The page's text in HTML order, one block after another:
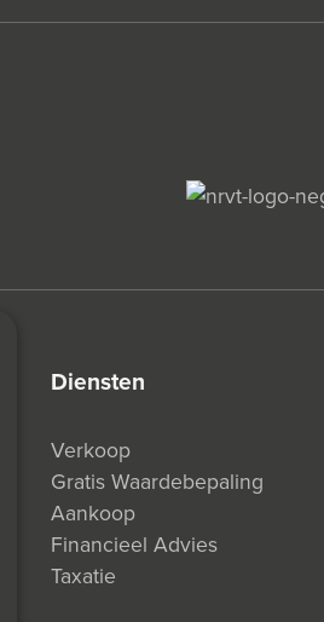
diensten
Verkoop
Gratis Waardebepaling
Aankoop
Financieel Advies
Taxatie